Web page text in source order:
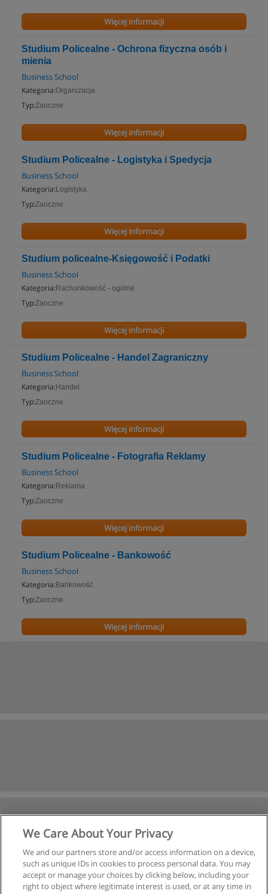
Więcej informacji
Studium Policealne - Ochrona fizyczna osób i
mienia
Business School
Kategoria:Organizacja
Typ:Zaoczne
Więcej informacji
Studium Policealne - Logistyka i Spedycja
Business School
Kategoria: Logistyka
Typ:Zaoczne
Więcej informacji
Studium policealne-Księgowość i Podatki
Business School
Kategoria: Rachunkowość - ogólne
Typ:Zaoczne
Więcej informacji
Studium Policealne - Handel Zagraniczny
Business School
Kategoria: Handel
Typ:Zaoczne
Więcej informacji
Studium Policealne - Fotografia Reklamy
Business School
Kategoria: Reklama
Typ:Zaoczne
Więcej informacji
Studium Policealne - Bankowość
Business School
Kategoria: Bankowość
Typ:Zaoczne
Więcej informacji
We Care About Your Privacy
We and our partners store and/or access information on a device,
such as unique IDs in cookies to process personal data. You may
accept or manage your choices by clicking below, including your
right to object where legitimate interest is used, or at any time in